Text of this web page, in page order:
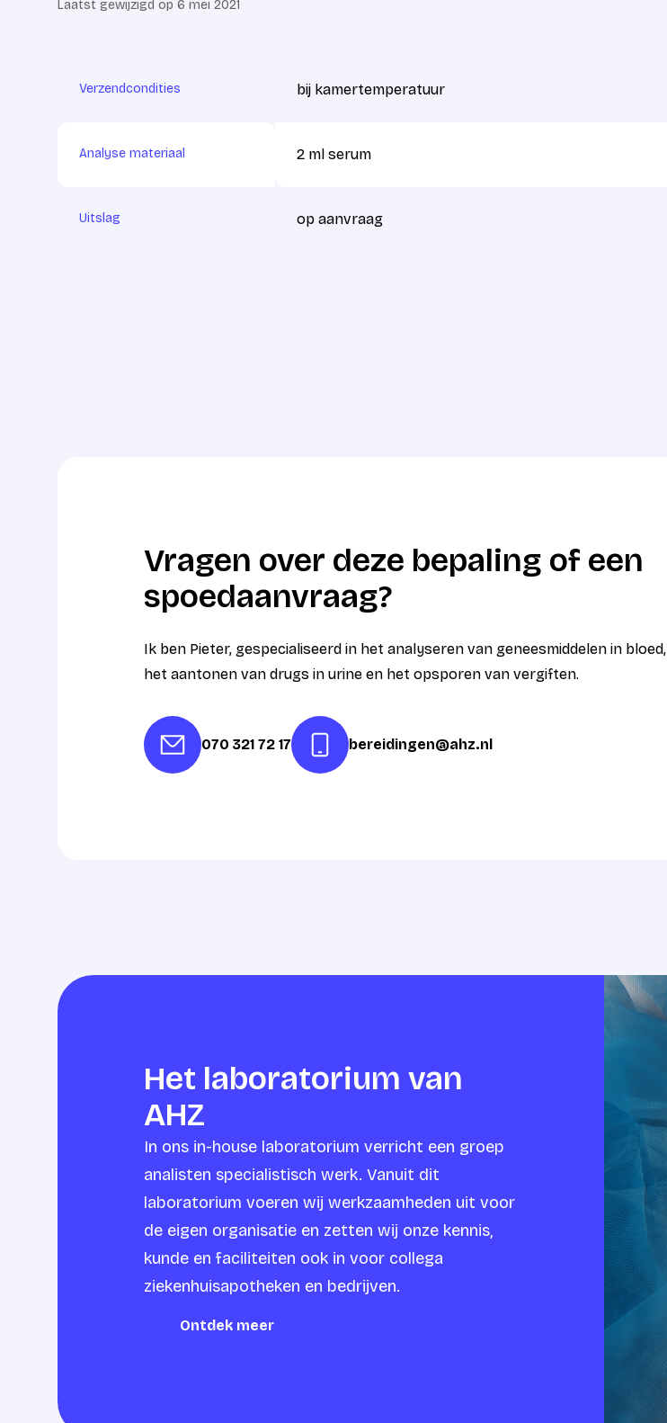
Laatst gewijzigd op 6 mei 2021
Verzendcondities bij kamertemperatuur
Analyse materiaal 2 ml serum
Uitslag op aanvraag
Vragen over deze bepaling of een
spoedaanvraag?
Ik ben Pieter, gespecialiseerd in het analyseren van geneesmiddelen in bloed,
het aantonen van drugs in urine en het opsporen van vergiften.
070 321 72 17 bereidingen@ahz.nl
Het laboratorium van
AHZ
In ons in-house laboratorium verricht een groep
analisten specialistisch werk. Vanuit dit
laboratorium voeren wij werkzaamheden uit voor
de eigen organisatie en zetten wij onze kennis,
kunde en faciliteiten ook in voor collega
ziekenhuisapotheken en bedrijven.
Ontdek meer